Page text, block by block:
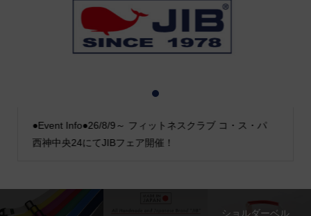
●Event Info●26/8/9～ フィットネスクラブ コ・ス・パ
西神中央24にてJIBフェア開催！
2
ショルダーベル